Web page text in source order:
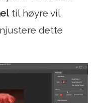
til høyre vil
dette